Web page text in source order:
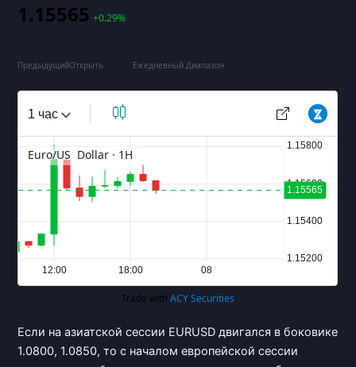
Если на азиатской сессии EURUSD двигался в боковике
1.0800, 1.0850, то с началом европейской сессии